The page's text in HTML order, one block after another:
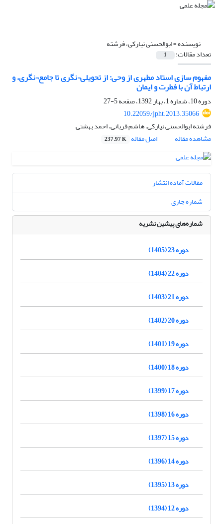
نویسنده =ابوالحسنی نیارکی، فرشته
تعداد مقالات: 1
مفهوم سازی استاد مطهری از وحی: از تحویلی¬نگری تا جامع¬نگری، و
ارتباط آن با فطرت و ایمان
دوره 10، شماره 1، بهار 1392، صفحه
5-27
10.22059/jpht.2013.35066
فرشته ابوالحسنی نیارکی، هاشم قربانی، احمد بهشتی
مشاهده مقاله
اصل مقاله 237.97 K
مقالات آماده انتشار
شماره جاری
شماره‌های پیشین نشریه
دوره 23 (1405)
دوره 22 (1404)
دوره 21 (1403)
دوره 20 (1402)
دوره 19 (1401)
دوره 18 (1400)
دوره 17 (1399)
دوره 16 (1398)
دوره 15 (1397)
دوره 14 (1396)
دوره 13 (1395)
دوره 12 (1394)